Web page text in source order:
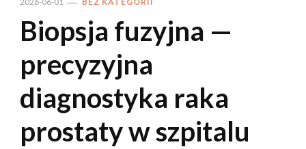
Biopsja fuzyjna —
precyzyjna
diagnostyka raka
prostaty w szpitalu